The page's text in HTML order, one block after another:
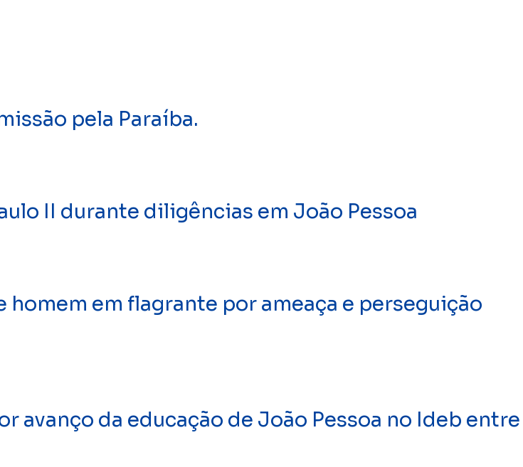
pela Paraíba.
II durante diligências em João Pessoa
homem em flagrante por ameaça e perseguição
avanço da educação de João Pessoa no Ideb entre